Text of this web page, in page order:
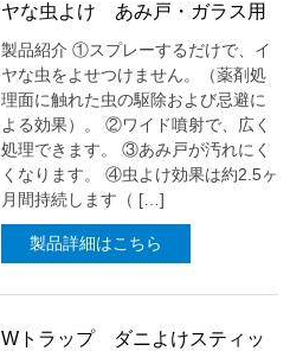
ヤな虫よけ あみ戸・ガラス用
製品紹介 ①スプレーするだけで、イ
ヤな虫をよせつけません。（薬剤処
理面に触れた虫の駆除および忌避に
よる効果）。 ②ワイド噴射で、広く
処理できます。 ③あみ戸が汚れにく
くなります。 ④虫よけ効果は約2.5ヶ
月間持続します（ […]
製品詳細はこちら
Wトラップ ダニよけスティッ